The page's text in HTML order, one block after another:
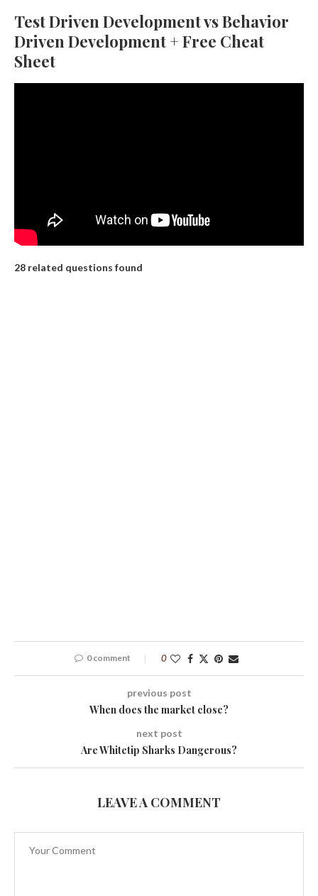
Test Driven Development vs Behavior
Driven Development + Free Cheat
Sheet
28 related questions found
0 comment 0
previous post
When does the market close?
next post
Are Whitetip Sharks Dangerous?
LEAVE A COMMENT